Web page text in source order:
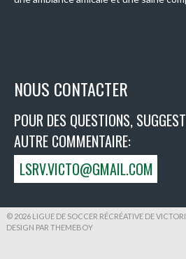
NOUS CONTACTER
POUR DES QUESTIONS,
AUTRE COMMENTAIRE:
LSRV.VICTO@GMAIL.COM
© 2026 LIGUE DE SOCCER RÉCRÉATIVE DE
DESIGN PAR THEMEBOY